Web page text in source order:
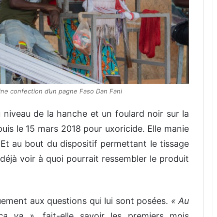
confection d’un pagne Faso Dan Fani
de la hanche et un foulard noir sur la
le 15 mars 2018 pour uxoricide. Elle manie
au bout du dispositif permettant le tissage
déjà voir à quoi pourrait ressembler le produit
aux questions qui lui sont posées. « Au